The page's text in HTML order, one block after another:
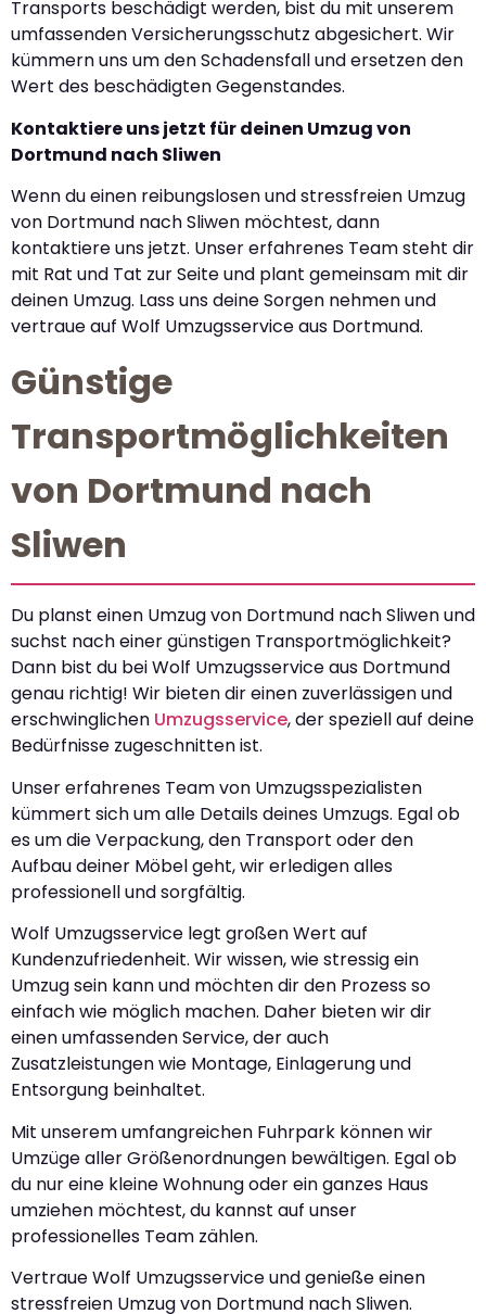
Transports beschädigt werden, bist du mit unserem
umfassenden Versicherungsschutz abgesichert. Wir
kümmern uns um den Schadensfall und ersetzen den
Wert des beschädigten Gegenstandes.
Kontaktiere uns jetzt für deinen Umzug von
Dortmund nach Sliwen
Wenn du einen reibungslosen und stressfreien Umzug
von Dortmund nach Sliwen möchtest, dann
kontaktiere uns jetzt. Unser erfahrenes Team steht dir
mit Rat und Tat zur Seite und plant gemeinsam mit dir
deinen Umzug. Lass uns deine Sorgen nehmen und
vertraue auf Wolf Umzugsservice aus Dortmund.
Günstige
Transportmöglichkeiten
von Dortmund nach
Sliwen
Du planst einen Umzug von Dortmund nach Sliwen und
suchst nach einer günstigen Transportmöglichkeit?
Dann bist du bei Wolf Umzugsservice aus Dortmund
genau richtig! Wir bieten dir einen zuverlässigen und
erschwinglichen Umzugsservice, der speziell auf deine
Bedürfnisse zugeschnitten ist.
Unser erfahrenes Team von Umzugsspezialisten
kümmert sich um alle Details deines Umzugs. Egal ob
es um die Verpackung, den Transport oder den
Aufbau deiner Möbel geht, wir erledigen alles
professionell und sorgfältig.
Wolf Umzugsservice legt großen Wert auf
Kundenzufriedenheit. Wir wissen, wie stressig ein
Umzug sein kann und möchten dir den Prozess so
einfach wie möglich machen. Daher bieten wir dir
einen umfassenden Service, der auch
Zusatzleistungen wie Montage, Einlagerung und
Entsorgung beinhaltet.
Mit unserem umfangreichen Fuhrpark können wir
Umzüge aller Größenordnungen bewältigen. Egal ob
du nur eine kleine Wohnung oder ein ganzes Haus
umziehen möchtest, du kannst auf unser
professionelles Team zählen.
Vertraue Wolf Umzugsservice und genieße einen
stressfreien Umzug von Dortmund nach Sliwen.